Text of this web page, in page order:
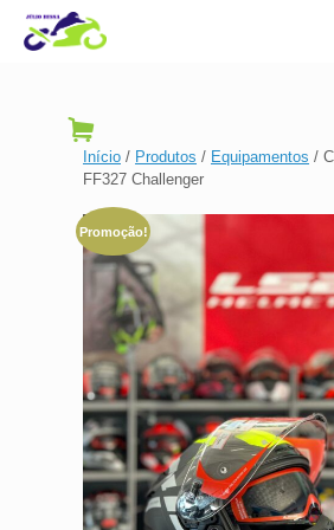
Início / Produtos / Equipamentos /
FF327 Challenger
Promoção!